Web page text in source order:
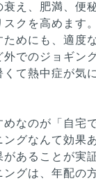
え、肥満、便
クを高めます。
めにも、適度
でのジョギン
くて熱中症が気
なのが「自宅
ングなんて効果
あることが実
ングは、年配の